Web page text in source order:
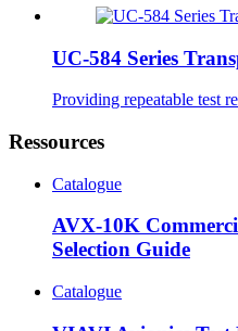
UC-584 Series
Providing repeatable test
Ressources
Catalogue
AVX-10K
Selection Guide
Catalogue